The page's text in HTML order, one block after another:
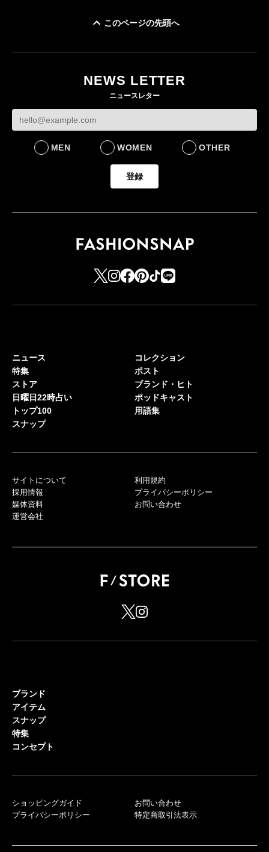
このページの先頭へ
NEWS LETTER
ニュースレター
MEN WOMEN OTHER
登録
ニュース
特集
ストア
日曜日22時占い
トップ100
スナップ
コレクション
ポスト
ブランド・ヒト
ポッドキャスト
用語集
サイトについて
採用情報
媒体資料
運営会社
利用規約
プライバシーポリシー
お問い合わせ
ブランド
アイテム
スナップ
特集
コンセプト
ショッピングガイド
プライバシーポリシー
お問い合わせ
特定商取引法表示